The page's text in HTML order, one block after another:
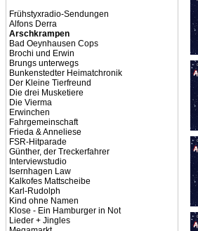
Frühstyxradio-Sendungen
Alfons Derra
Arschkrampen
Bad Oeynhausen Cops
Brochi und Erwin
Brungs unterwegs
Bunkenstedter Heimatchronik
Der Kleine Tierfreund
Die drei Musketiere
Die Vierma
Erwinchen
Fahrgemeinschaft
Frieda & Anneliese
FSR-Hitparade
Günther, der Treckerfahrer
Interviewstudio
Isernhagen Law
Kalkofes Mattscheibe
Karl-Rudolph
Kind ohne Namen
Klose - Ein Hamburger in Not
Lieder + Jingles